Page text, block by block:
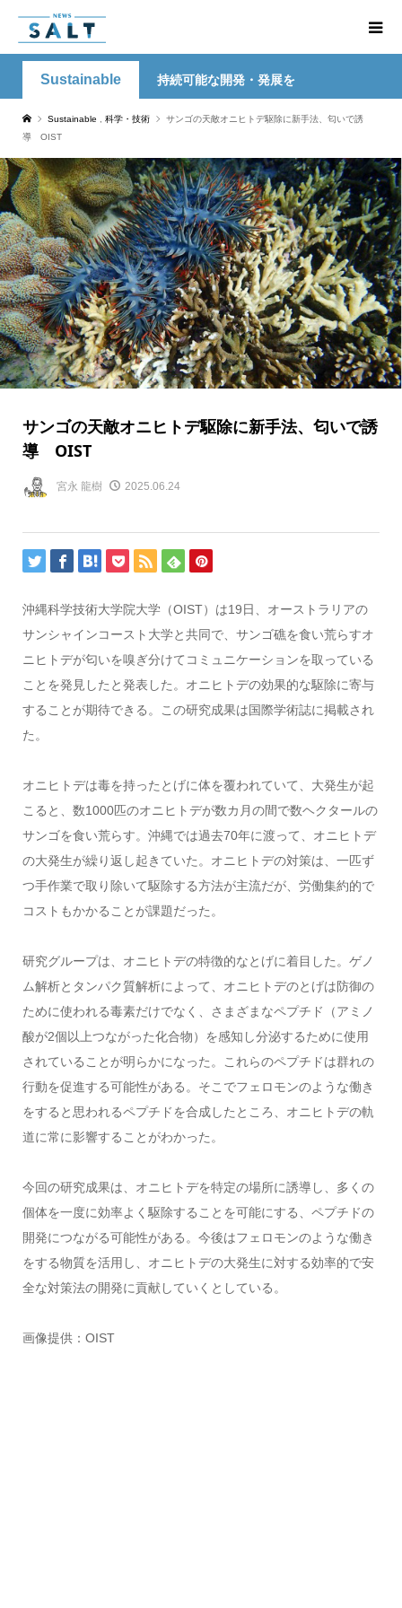
Sustainable 持続可能な開発・発展を
Sustainable 科学・技術
サンゴの天敵オニヒトデ駆除に新手法、匂いで誘
導 OIST
サンゴの天敵オニヒトデ駆除に新手法、匂いで誘
導 OIST
宮永 龍樹 2025.06.24
沖縄科学技術大学院大学（OIST）は19日、オーストラリアの
サンシャインコースト大学と共同で、サンゴ礁を食い荒らすオ
ニヒトデが匂いを嗅ぎ分けてコミュニケーションを取っている
ことを発見したと発表した。オニヒトデの効果的な駆除に寄与
することが期待できる。この研究成果は国際学術誌に掲載され
た。
オニヒトデは毒を持ったとげに体を覆われていて、大発生が起
こると、数1000匹のオニヒトデが数カ月の間で数ヘクタールの
サンゴを食い荒らす。沖縄では過去70年に渡って、オニヒトデ
の大発生が繰り返し起きていた。オニヒトデの対策は、一匹ず
つ手作業で取り除いて駆除する方法が主流だが、労働集約的で
コストもかかることが課題だった。
研究グループは、オニヒトデの特徴的なとげに着目した。ゲノ
ム解析とタンパク質解析によって、オニヒトデのとげは防御の
ために使われる毒素だけでなく、さまざまなペプチド（アミノ
酸が2個以上つながった化合物）を感知し分泌するために使用
されていることが明らかになった。これらのペプチドは群れの
行動を促進する可能性がある。そこでフェロモンのような働き
をすると思われるペプチドを合成したところ、オニヒトデの軌
道に常に影響することがわかった。
今回の研究成果は、オニヒトデを特定の場所に誘導し、多くの
個体を一度に効率よく駆除することを可能にする、ペプチドの
開発につながる可能性がある。今後はフェロモンのような働き
をする物質を活用し、オニヒトデの大発生に対する効率的で安
全な対策法の開発に貢献していくとしている。
画像提供：OIST